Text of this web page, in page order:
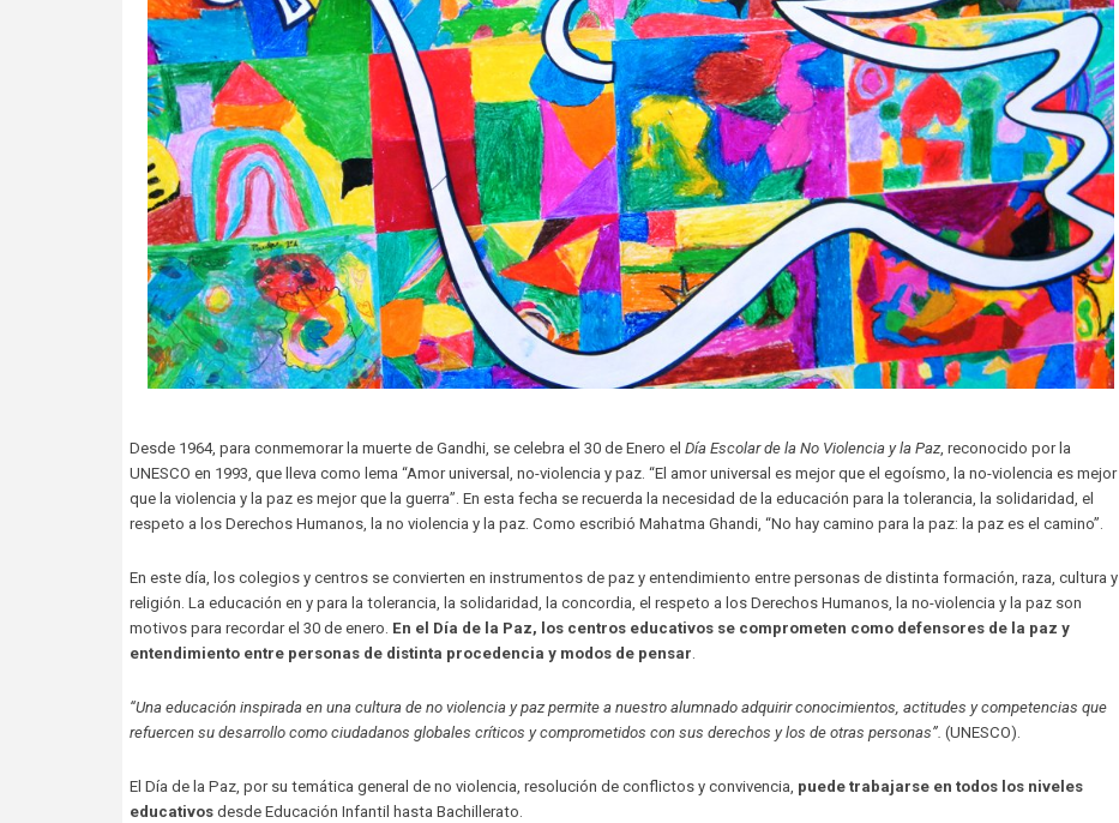
Desde 1964, para conmemorar la muerte de Gandhi, se celebra el 30 de Enero el Día Escolar de la No Violencia y la Paz, reconocido por la
UNESCO en 1993, que lleva como lema “Amor universal, no-violencia y paz. “El amor universal es mejor que el egoísmo, la no-violencia es mejor
que la violencia y la paz es mejor que la guerra”. En esta fecha se recuerda la necesidad de la educación para la tolerancia, la solidaridad, el
respeto a los Derechos Humanos, la no violencia y la paz. Como escribió Mahatma Ghandi, “No hay camino para la paz: la paz es el camino”.
En este día, los colegios y centros se convierten en instrumentos de paz y entendimiento entre personas de distinta formación, raza, cultura y
religión. La educación en y para la tolerancia, la solidaridad, la concordia, el respeto a los Derechos Humanos, la no-violencia y la paz son
motivos para recordar el 30 de enero. En el Día de la Paz, los centros educativos se comprometen como defensores de la paz y
entendimiento entre personas de distinta procedencia y modos de pensar.
“Una educación inspirada en una cultura de no violencia y paz permite a nuestro alumnado adquirir conocimientos, actitudes y competencias que
refuercen su desarrollo como ciudadanos globales críticos y comprometidos con sus derechos y los de otras personas”. (UNESCO).
El Día de la Paz, por su temática general de no violencia, resolución de conflictos y convivencia, puede trabajarse en todos los niveles
educativos desde Educación Infantil hasta Bachillerato.